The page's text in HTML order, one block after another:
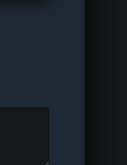
год/Зарубежные/Драма/